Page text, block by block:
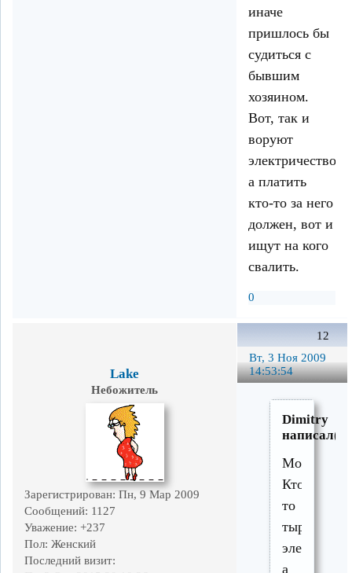
иначе
пришлось бы
судиться с
бывшим
хозяином.
Вот, так и
воруют
электричество,
а платить
кто-то за него
должен, вот и
ищут на кого
свалить.
0
12
Вт, 3 Ноя 2009
14:53:54
Lake
Небожитель
Зарегистрирован: Пн, 9 Мар 2009
Сообщений: 1127
Уважение: +237
Пол: Женский
Последний визит:
Dimitry
Может.
Кто-
то
тырит
а